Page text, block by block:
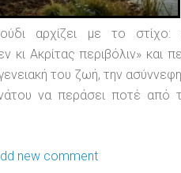
αρχίζει με το στίχο:
κι Ακρίτας περιβόλιν» και
του ζωή, την
να περάσει ποτέ από
new comment